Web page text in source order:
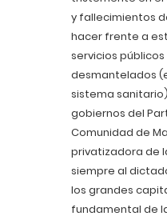
y fallecimientos
hacer frente a
servicios
desmantelados
sistema
gobiernos del
Comunidad de
privatizadora de
siempre al
los grandes
fundamental de